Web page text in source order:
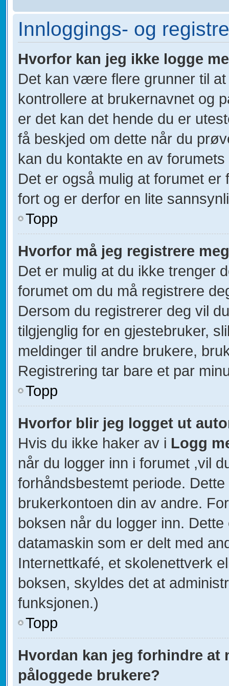
Innloggings- og
Hvorfor kan jeg ikke logge
Det kan være flere grunner til
kontrollere at brukernavnet og
er det kan det hende du er
få beskjed om dette når du
kan du kontakte en av
Det er også mulig at forumet
fort og er derfor en lite
Topp
Hvorfor må jeg registrere
Det er mulig at du ikke trenger
forumet om du må registrere
Dersom du registrerer deg vil
tilgjenglig for en gjestebruker,
meldinger til andre brukere,
Registrering tar bare et par
Topp
Hvorfor blir jeg logget ut
Hvis du ikke haker av i Logg
når du logger inn i forumet ,vil
forhåndsbestemt periode.
brukerkontoen din av andre.
boksen når du logger inn.
datamaskin som er delt med
Internettkafé, et skolenettverk
boksen, skyldes det at
funksjonen.)
Topp
Hvordan kan jeg forhindre
påloggede brukere?